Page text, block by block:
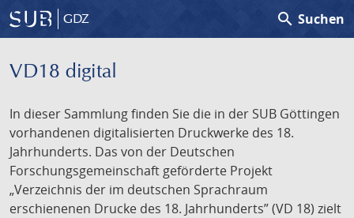
GDZ search Suchen
VD18 digital
In dieser Sammlung finden Sie die in der SUB Göttingen
vorhandenen digitalisierten Druckwerke des 18.
Jahrhunderts. Das von der Deutschen
Forschungsgemeinschaft geförderte Projekt
„Verzeichnis der im deutschen Sprachraum
erschienenen Drucke des 18. Jahrhunderts” (VD 18) zielt